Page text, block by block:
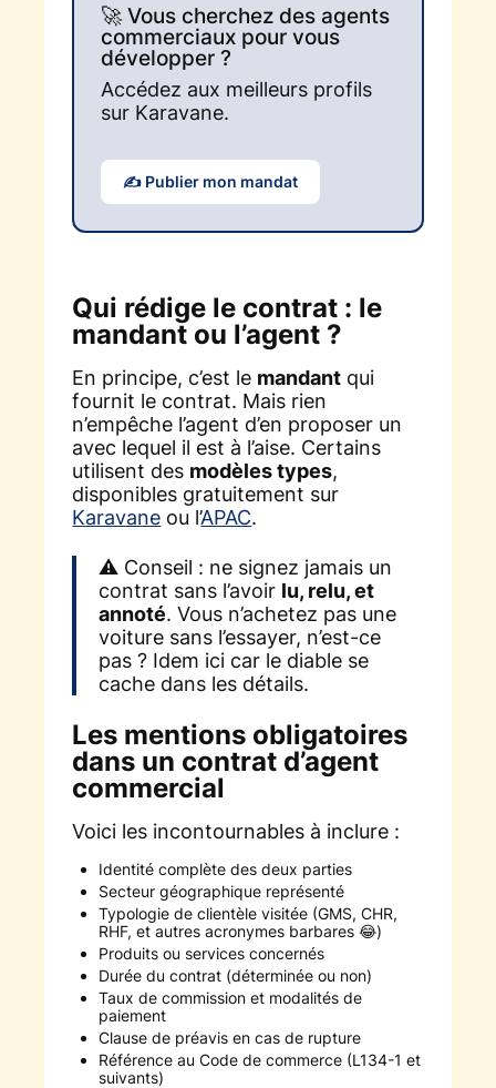
🚀 Vous cherchez des agents
commerciaux pour vous
développer ?
Accédez aux meilleurs profils
sur Karavane.
✍️ Publier mon mandat
Qui rédige le contrat : le
mandant ou l’agent ?
En principe, c’est le mandant qui
fournit le contrat. Mais rien
n’empêche l’agent d’en proposer un
avec lequel il est à l’aise. Certains
utilisent des modèles types,
disponibles gratuitement sur
Karavane ou l’APAC.
⚠️ Conseil : ne signez jamais un
contrat sans l’avoir lu, relu, et
annoté. Vous n’achetez pas une
voiture sans l’essayer, n’est-ce
pas ? Idem ici car le diable se
cache dans les détails.
Les mentions obligatoires
dans un contrat d’agent
commercial
Voici les incontournables à inclure :
Identité complète des deux parties
Secteur géographique représenté
Typologie de clientèle visitée (GMS, CHR,
RHF, et autres acronymes barbares 😂)
Produits ou services concernés
Durée du contrat (déterminée ou non)
Taux de commission et modalités de
paiement
Clause de préavis en cas de rupture
Référence au Code de commerce (L134-1 et
suivants)